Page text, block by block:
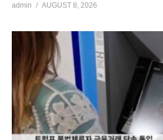
admin AUGUST 8, 2026